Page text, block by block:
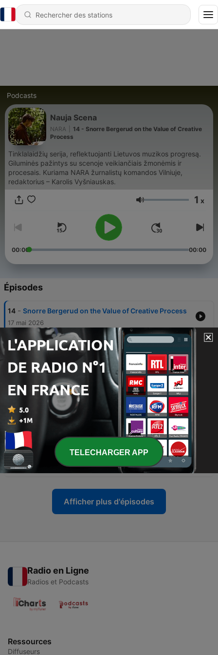
Podcasts
Nauja Scena
NARA
14 - Snorre Bergerud on the Value of Creative
Process
Tinklalaidžių serija, reflektuojanti Lietuvos muzikos progresą.
Giluminės pažintys su scenoje veikiančiais žmonėmis ir
procesais. Kuriama NARA žurnalistų komandos Vilniuje,
redaktorius – Karolis Vyšniauskas.
Volume 1 x
00:00 00:00
Épisodes
14 - Snorre Bergerud on the Value of Creative Process
17 mai 2026
13 - Švilpiančios ir gydančios Elenos Laurinavičiūtės
skulptūros
24 avr. 2026
Lietuvos Emo muzikos metraštis (II dalis – Termen,
Roughly Human, Bucktooth Tiger)
11 - Lietuvos Emo muzikos metraštis (I dalis)
22 mars 2026
10 - Kiek Lietuvos muzikoje politiškumo? (Valkos ir
Meda Kaunaitė) – II dalis
10 févr. 2026
Afficher plus d'épisodes
Radio en Ligne
Radios et Podcasts
Ressources
Diffuseurs
TELECHARGER APP